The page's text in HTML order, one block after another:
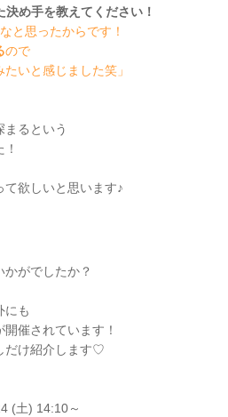
め手を教えてください！
と思ったからです！
ので
いと感じました笑」
るという
欲しいと思います♪
がでしたか？
にも
催されています！
だけ紹介します♡
(土) 14:10～